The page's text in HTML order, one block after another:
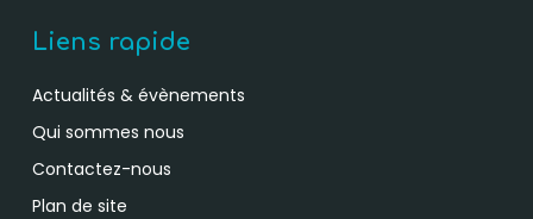
Liens rapide
Actualités & évènements
Qui sommes nous
Contactez-nous
Plan de site